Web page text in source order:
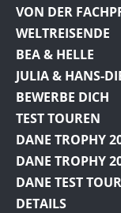
VON DER
WELTREISENDE
BEA & HELLE
JULIA & HANS-
BEWERBE DICH
TEST TOUREN
DANE TROPHY
DANE TROPHY
DANE TEST
DETAILS